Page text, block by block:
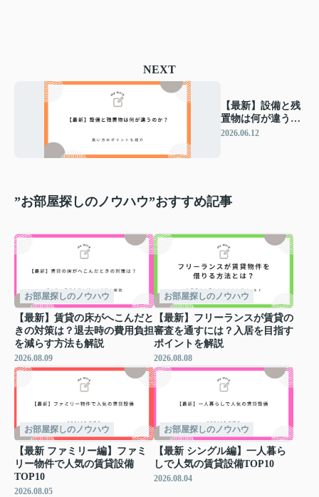
NEXT
【最新】設備と残
置物は何が違うの
か？扱い方のポイ
2026.06.12
”お部屋探しのノウハウ”おすすめ記事
お部屋探しのノウハウ
【最新】賃貸の床がへこんだと
きの対策は？退去時の費用負担
を減らす方法も解説
2026.08.09
お部屋探しのノウハウ
【最新】フリーランスが賃貸の
審査を通すには？入居を目指す
ポイントを解説
2026.08.08
お部屋探しのノウハウ
【最新 ファミリー編】ファミ
リー物件で人気の賃貸設備
TOP10
2026.08.05
お部屋探しのノウハウ
【最新 シングル編】一人暮ら
しで人気の賃貸設備TOP10
2026.08.04